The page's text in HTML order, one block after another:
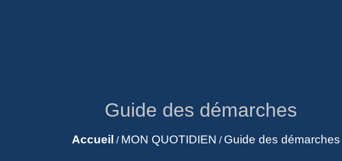
Guide des démarches
Accueil / MON QUOTIDIEN / Guide des démarches